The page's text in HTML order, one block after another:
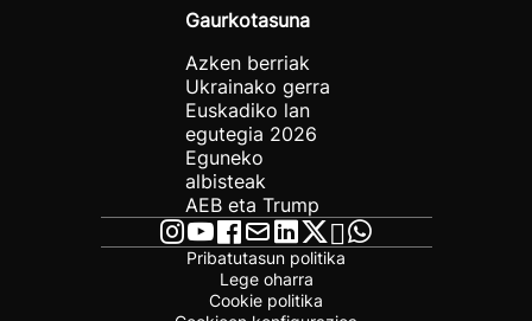
Gaurkotasuna
Azken berriak
Ukrainako gerra
Euskadiko lan
egutegia 2026
Eguneko
albisteak
AEB eta Trump
Pribatutasun politika
Lege oharra
Cookie politika